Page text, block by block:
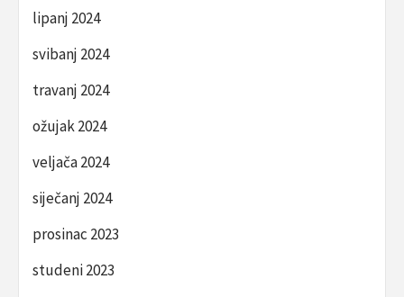
lipanj 2024
svibanj 2024
travanj 2024
ožujak 2024
veljača 2024
siječanj 2024
prosinac 2023
studeni 2023